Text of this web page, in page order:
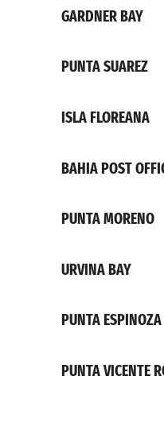
GARDNER BAY
PUNTA SUAREZ
ISLA FLOREANA
BAHIA POST
PUNTA MORENO
URVINA BAY
PUNTA ESPINOZA
PUNTA VICENTE